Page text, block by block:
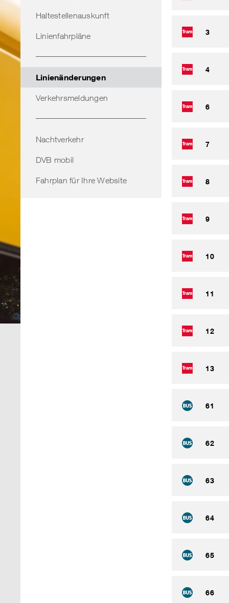
Haltestellenauskunft
Linienfahrpläne
Linienänderungen
Verkehrsmeldungen
Nachtverkehr
DVB mobil
Fahrplan für Ihre Website
3
4
6
7
8
9
10
11
12
13
61
62
63
64
65
66